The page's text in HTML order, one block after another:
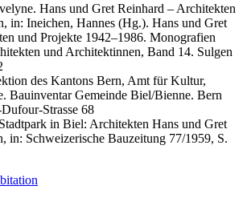
Hans und Gret Reinhard – Architekten
in: Ineichen, Hannes (Hg.). Hans und Gret
und Projekte 1942–1986. Monografien
und Architektinnen, Band 14. Sulgen
des Kantons Bern, Amt für Kultur,
Bauinventar Gemeinde Biel/Bienne. Bern
Strasse 68
in Biel: Architekten Hans und Gret
in: Schweizerische Bauzeitung 77/1959, S.